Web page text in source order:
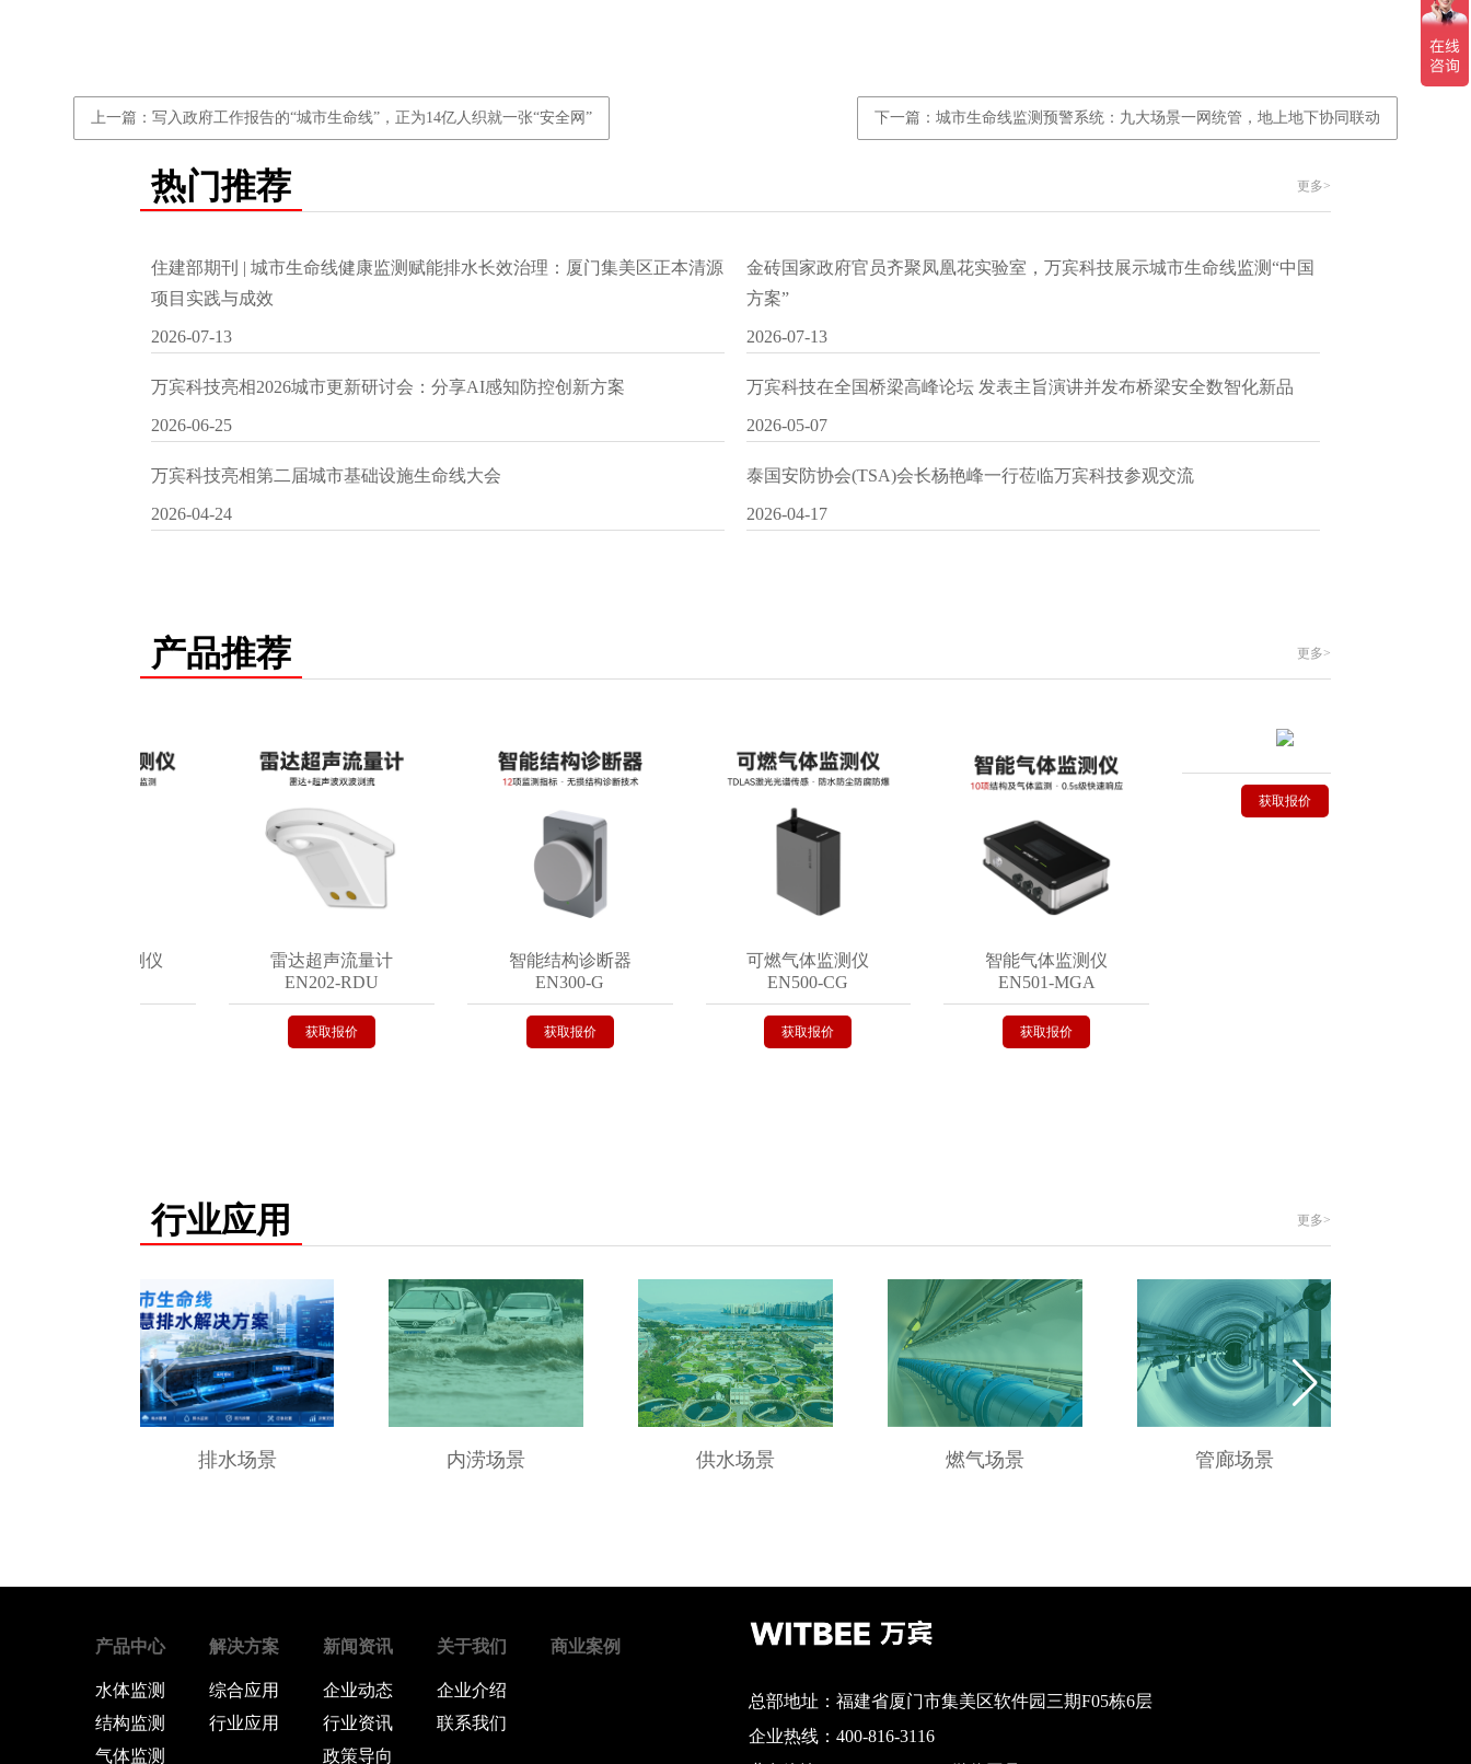
上一篇：写入政府工作报告的“城市生命线”，正为14亿人织就一张“安全网” 下一篇：城市生命线监测预警系统：九大场景一网统管，地上地下协同联动
热门推荐 更多>
住建部期刊 | 城市生命线健康监测赋能排水长效治理：厦门集美区正本清源
项目实践与成效
2026-07-13
金砖国家政府官员齐聚凤凰花实验室，万宾科技展示城市生命线监测“中国
方案”
2026-07-13
万宾科技亮相2026城市更新研讨会：分享AI感知防控创新方案
2026-06-25
万宾科技在全国桥梁高峰论坛 发表主旨演讲并发布桥梁安全数智化新品
2026-05-07
万宾科技亮相第二届城市基础设施生命线大会
2026-04-24
泰国安防协会(TSA)会长杨艳峰一行莅临万宾科技参观交流
2026-04-17
产品推荐 更多>
雷达超声流量计
EN202-RDU
获取报价
智能结构诊断器
EN300-G
获取报价
可燃气体监测仪
EN500-CG
获取报价
智能气体监测仪
EN501-MGA
获取报价
获取报价
行业应用 更多>
排水场景 内涝场景 供水场景 燃气场景 管廊场景
产品中心
水体监测
结构监测
气体监测
解决方案
综合应用
行业应用
新闻资讯
企业动态
行业资讯
政策导向
关于我们
企业介绍
联系我们
商业案例
总部地址：福建省厦门市集美区软件园三期F05栋6层
企业热线：400-816-3116